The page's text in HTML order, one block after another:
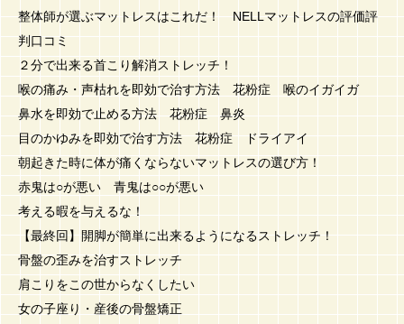
整体師が選ぶマットレスはこれだ！ NELLマットレスの評価評
判口コミ
２分で出来る首こり解消ストレッチ！
喉の痛み・声枯れを即効で治す方法 花粉症 喉のイガイガ
鼻水を即効で止める方法 花粉症 鼻炎
目のかゆみを即効で治す方法 花粉症 ドライアイ
朝起きた時に体が痛くならないマットレスの選び方！
赤鬼は○が悪い 青鬼は○○が悪い
考える暇を与えるな！
【最終回】開脚が簡単に出来るようになるストレッチ！
骨盤の歪みを治すストレッチ
肩こりをこの世からなくしたい
女の子座り・産後の骨盤矯正